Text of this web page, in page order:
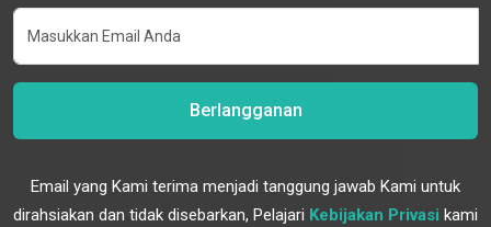
Berlangganan
Email yang Kami terima menjadi tanggung jawab Kami untuk
dirahsiakan dan tidak disebarkan, Pelajari Kebijakan Privasi kami